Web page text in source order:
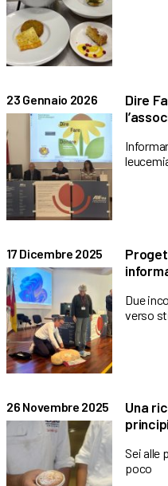
23 Gennaio 2026
Dire
17 Dicembre 2025
Due
verso
26 Novembre 2025
Una
Sei alle
poco